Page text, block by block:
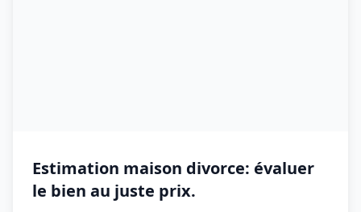
Estimation maison divorce: évaluer
le bien au juste prix.